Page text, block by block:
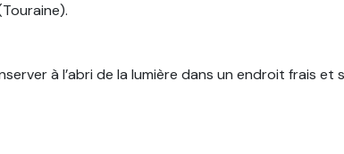
à l’abri de la lumière dans un endroit frais et